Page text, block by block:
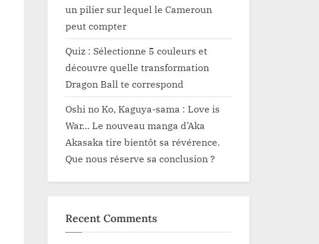
un pilier sur lequel le Cameroun
peut compter
Quiz : Sélectionne 5 couleurs et
découvre quelle transformation
Dragon Ball te correspond
Oshi no Ko, Kaguya-sama : Love is
War… Le nouveau manga d’Aka
Akasaka tire bientôt sa révérence.
Que nous réserve sa conclusion ?
Recent Comments